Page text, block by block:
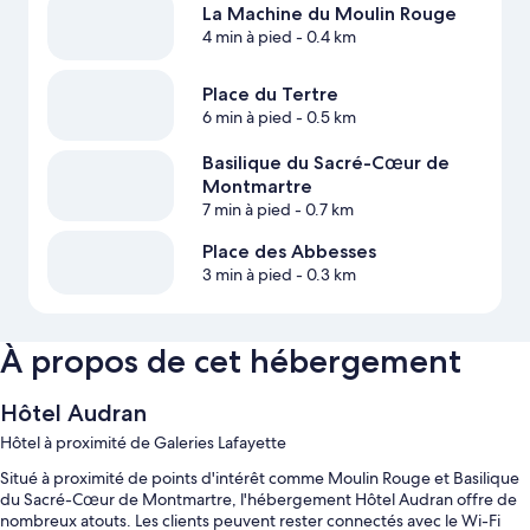
La Machine du Moulin Rouge
4 min à pied - 0.4 km
Place du Tertre
6 min à pied - 0.5 km
Basilique du Sacré-Cœur de
Montmartre
7 min à pied - 0.7 km
Place des Abbesses
3 min à pied - 0.3 km
À propos de cet hébergement
Hôtel Audran
Hôtel à proximité de Galeries Lafayette
Situé à proximité de points d'intérêt comme Moulin Rouge et Basilique
du Sacré-Cœur de Montmartre, l'hébergement Hôtel Audran offre de
nombreux atouts. Les clients peuvent rester connectés avec le Wi-Fi